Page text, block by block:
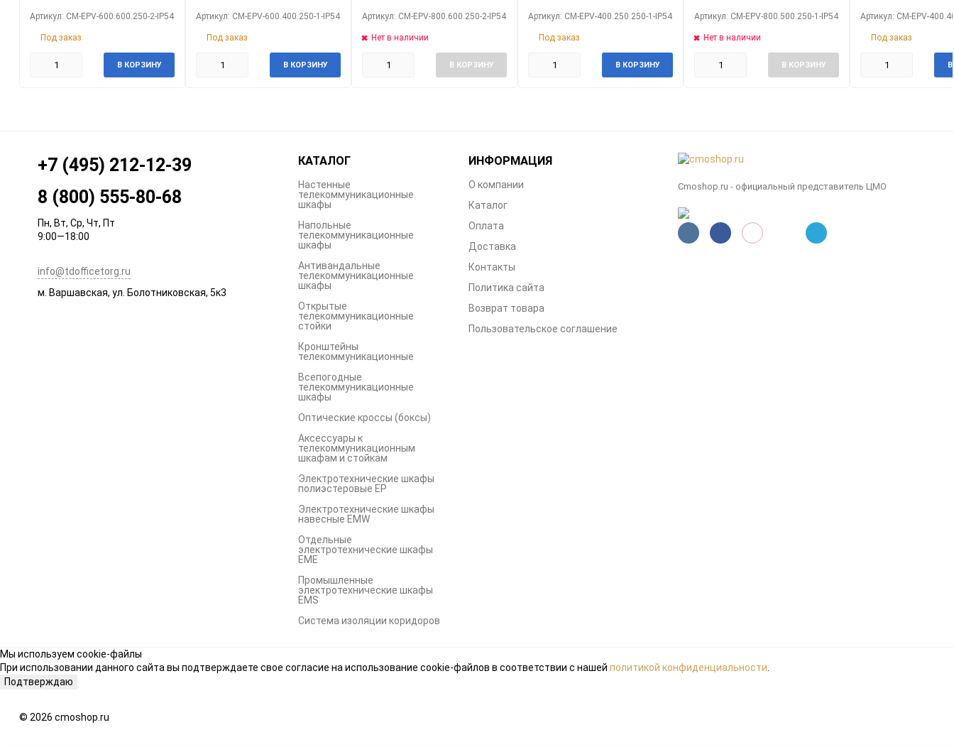
Артикул: CM-EPV-600.600.250-2-IP54
Под заказ
В КОРЗИНУ
Артикул: CM-EPV-600.400.250-1-IP54
Под заказ
В КОРЗИНУ
Артикул: CM-EPV-800.600.250-2-IP54
Нет в наличии
В КОРЗИНУ
Артикул: CM-EPV-400.250.250-1-IP54
Под заказ
В КОРЗИНУ
Артикул: CM-EPV-800.500.250-1-IP54
Нет в наличии
В КОРЗИНУ
Артикул: CM-EPV-
Под заказ
+7 (495) 212-12-39
8 (800) 555-80-68
Пн, Вт, Ср, Чт, Пт
9:00—18:00
info@tdofficetorg.ru
м. Варшавская, ул. Болотниковская, 5к3
КАТАЛОГ
Настенные
телекоммуникационные
шкафы
Напольные
телекоммуникационные
шкафы
Антивандальные
телекоммуникационные
шкафы
Открытые
телекоммуникационные
стойки
Кронштейны
телекоммуникационные
Всепогодные
телекоммуникационные
шкафы
Оптические кроссы (боксы)
Аксессуары к
телекоммуникационным
шкафам и стойкам
Электротехнические шкафы
полиэстеровые EP
Электротехнические шкафы
навесные EMW
Отдельные
электротехнические шкафы
EME
Промышленные
электротехнические шкафы
EMS
Система изоляции коридоров
ИНФОРМАЦИЯ
О компании
Каталог
Оплата
Доставка
Контакты
Политика сайта
Возврат товара
Пользовательское соглашение
Cmoshop.ru - официальный представитель ЦМО
Мы используем cookie-файлы
При использовании данного сайта вы подтверждаете свое согласие на использование cookie-файлов в соответствии с нашей политикой конфиденциальности
Подтверждаю
© 2026 cmoshop.ru